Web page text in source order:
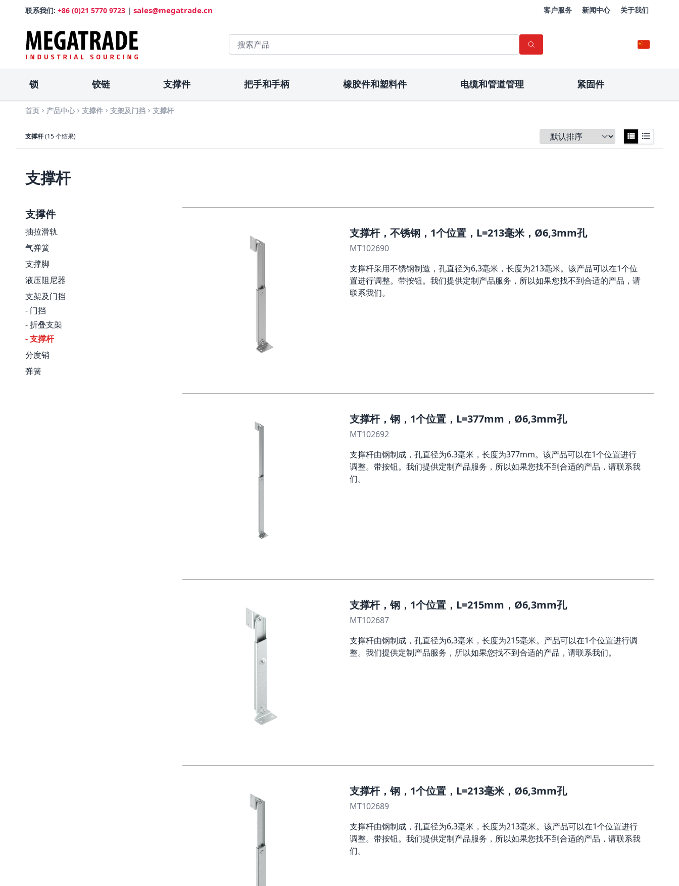
联系我们: +86 (0)21 5770 9723 | sales@megatrade.cn 客户服务 新闻中心 关于我们
搜索产品
锁 铰链 支撑件 把手和手柄 橡胶件和塑料件 电缆和管道管理 紧固件
首页 产品中心 支撑件 支架及门挡 支撑杆
支撑杆(15 个结果) 排序
支撑杆
支撑件
抽拉滑轨
气弹簧
支撑脚
液压阻尼器
支架及门挡
- 门挡
- 折叠支架
- 支撑杆
分度销
弹簧
支撑杆，不锈钢，1个位置，L=213毫米，Ø6,3mm孔
MT102690
支撑杆采用不锈钢制造，孔直径为6,3毫米，长度为213毫米。该产品可以在1个位
置进行调整。带按钮。我们提供定制产品服务，所以如果您找不到合适的产品，请
联系我们。
支撑杆，钢，1个位置，L=377mm，Ø6,3mm孔
MT102692
支撑杆由钢制成，孔直径为6.3毫米，长度为377mm。该产品可以在1个位置进行
调整。带按钮。我们提供定制产品服务，所以如果您找不到合适的产品，请联系我
们。
支撑杆，钢，1个位置，L=215mm，Ø6,3mm孔
MT102687
支撑杆由钢制成，孔直径为6,3毫米，长度为215毫米。产品可以在1个位置进行调
整。我们提供定制产品服务，所以如果您找不到合适的产品，请联系我们。
支撑杆，钢，1个位置，L=213毫米，Ø6,3mm孔
MT102689
支撑杆由钢制成，孔直径为6,3毫米，长度为213毫米。该产品可以在1个位置进行
调整。带按钮。我们提供定制产品服务，所以如果您找不到合适的产品，请联系我
们。